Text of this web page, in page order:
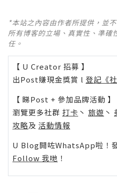
*本站之內容由作者所提供，並
所有博客的立場、真實性、準確
任。
【 U Creator 招募 】
出Post賺現金獎賞 l 登記《
【 睇Post + 參加品牌活動 】
瀏覽更多社群 打卡 丶 旅遊 丶
攻略及 活動情報
U Blog開咗WhatsApp啦！
Follow 我哋 ！